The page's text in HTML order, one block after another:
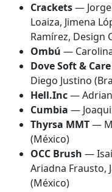
Crackets— Jorge
Loaiza, Jimena
Ramírez, Design
Ombú —
Dove Soft & Care
Diego Justino
Hell.Inc—
Cumbia —
Thyrsa MMT—
(México)
OCC Brush —
Ariadna Frausto,
(México)